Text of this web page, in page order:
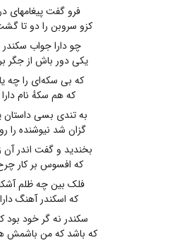
فرو گفت پیغامهای
کزو سروبن را دو تا
چو دارا جواب سکندر
یکی دور باش از جگر
که بی سکه‌ای را چه
که هم سکهٔ نام
به تندی بسی داستان
گزان شد نیوشنده را
بخندید و گفت اندر آن
که افسوس بر کار
فلک بین چه ظلم
که اسکندر آهنگ
سکندر نه گر خود بود
که باشد که من باشمش